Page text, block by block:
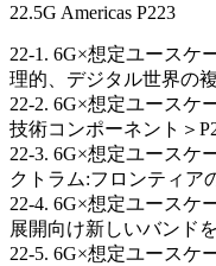
22.5G Americas P223
22-1. 6G×想定ユースケ
理的、デジタル世界の
22-2. 6G×想定ユースケ
技術コンポーネント＞
22-3. 6G×想定ユースケ
クトラム:フロンティア
22-4. 6G×想定ユースケ
展開向け新しいバンド
22-5. 6G×想定ユースケ